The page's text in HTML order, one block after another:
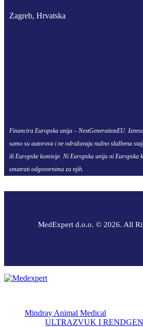
Zagreb, Hrvatska
Financira Europska unija – NextGenerationEU.
samo su autorova i ne odražavaju nužno službena
ili Europske komisije. Ni Europska unija ni Europska
smatrati odgovornima za njih.
MedExpert d.o.o. © 2026. All
Mindray Animal Medical
ULTRAZVUK I RENDGEN